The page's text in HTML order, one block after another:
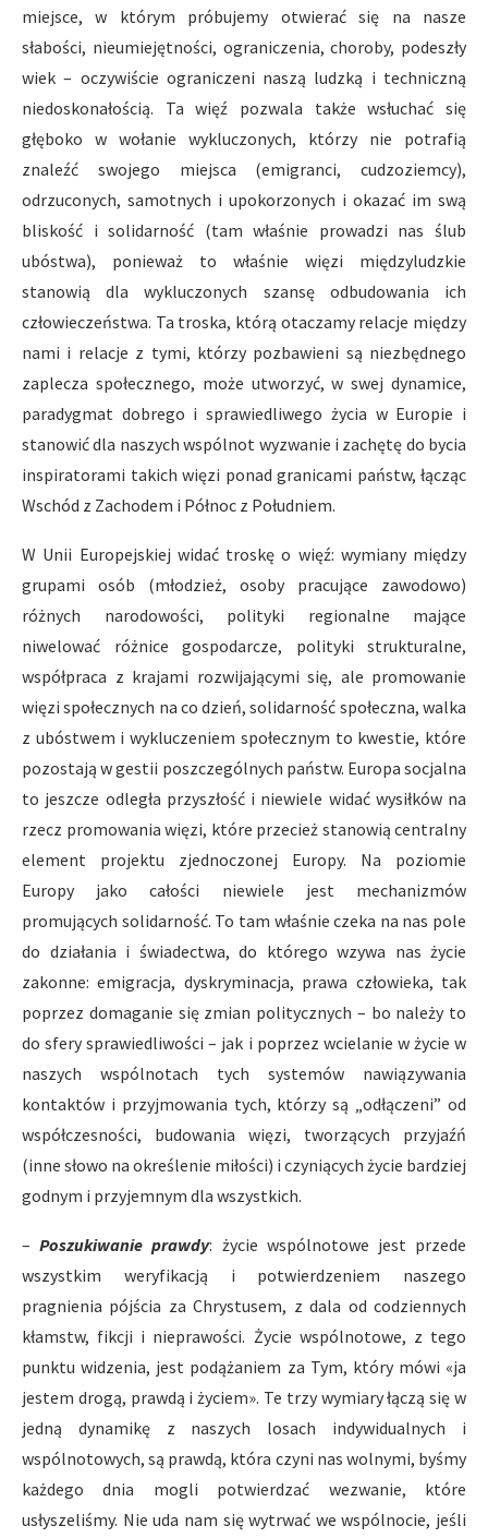
miejsce, w którym próbujemy otwierać się na nasze
słabości, nieumiejętności, ograniczenia, choroby, podeszły
wiek – oczywiście ograniczeni naszą ludzką i techniczną
niedoskonałością. Ta więź pozwala także wsłuchać się
głęboko w wołanie wykluczonych, którzy nie potrafią
znaleźć swojego miejsca (emigranci, cudzoziemcy),
odrzuconych, samotnych i upokorzonych i okazać im swą
bliskość i solidarność (tam właśnie prowadzi nas ślub
ubóstwa), ponieważ to właśnie więzi międzyludzkie
stanowią dla wykluczonych szansę odbudowania ich
człowieczeństwa. Ta troska, którą otaczamy relacje między
nami i relacje z tymi, którzy pozbawieni są niezbędnego
zaplecza społecznego, może utworzyć, w swej dynamice,
paradygmat dobrego i sprawiedliwego życia w Europie i
stanowić dla naszych wspólnot wyzwanie i zachętę do bycia
inspiratorami takich więzi ponad granicami państw, łącząc
Wschód z Zachodem i Północ z Południem.
W Unii Europejskiej widać troskę o więź: wymiany między
grupami osób (młodzież, osoby pracujące zawodowo)
różnych narodowości, polityki regionalne mające
niwelować różnice gospodarcze, polityki strukturalne,
współpraca z krajami rozwijającymi się, ale promowanie
więzi społecznych na co dzień, solidarność społeczna, walka
z ubóstwem i wykluczeniem społecznym to kwestie, które
pozostają w gestii poszczególnych państw. Europa socjalna
to jeszcze odległa przyszłość i niewiele widać wysiłków na
rzecz promowania więzi, które przecież stanowią centralny
element projektu zjednoczonej Europy. Na poziomie
Europy jako całości niewiele jest mechanizmów
promujących solidarność. To tam właśnie czeka na nas pole
do działania i świadectwa, do którego wzywa nas życie
zakonne: emigracja, dyskryminacja, prawa człowieka, tak
poprzez domaganie się zmian politycznych – bo należy to
do sfery sprawiedliwości – jak i poprzez wcielanie w życie w
naszych wspólnotach tych systemów nawiązywania
kontaktów i przyjmowania tych, którzy są „odłączeni” od
współczesności, budowania więzi, tworzących przyjaźń
(inne słowo na określenie miłości) i czyniących życie bardziej
godnym i przyjemnym dla wszystkich.
–Poszukiwanie prawdy: życie wspólnotowe jest przede
wszystkim weryfikacją i potwierdzeniem naszego
pragnienia pójścia za Chrystusem, z dala od codziennych
kłamstw, fikcji i nieprawości. Życie wspólnotowe, z tego
punktu widzenia, jest podążaniem za Tym, który mówi «ja
jestem drogą, prawdą i życiem». Te trzy wymiary łączą się w
jedną dynamikę z naszych losach indywidualnych i
wspólnotowych, są prawdą, która czyni nas wolnymi, byśmy
każdego dnia mogli potwierdzać wezwanie, które
usłyszeliśmy. Nie uda nam się wytrwać we wspólnocie, jeśli